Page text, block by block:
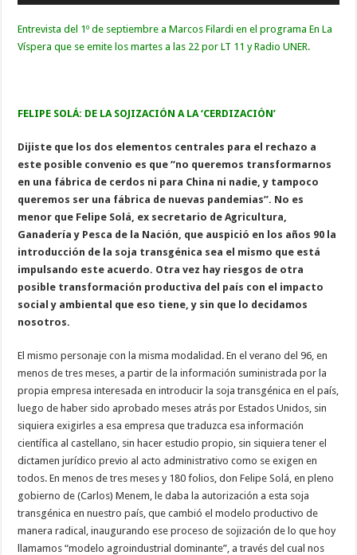
Entrevista del 1º de septiembre a Marcos Filardi en el programa En La
Víspera que se emite los martes a las 22 por LT 11 y Radio UNER.
FELIPE SOLÁ: DE LA SOJIZACIÓN A LA ‘CERDIZACIÓN’
Dijiste que los dos elementos centrales para el rechazo a
este posible convenio es que “no queremos transformarnos
en una fábrica de cerdos ni para China ni nadie, y tampoco
queremos ser una fábrica de nuevas pandemias”. No es
menor que Felipe Solá, ex secretario de Agricultura,
Ganadería y Pesca de la Nación, que auspició en los años 90 la
introducción de la soja transgénica sea el mismo que está
impulsando este acuerdo. Otra vez hay riesgos de otra
posible transformación productiva del país con el impacto
social y ambiental que eso tiene, y sin que lo decidamos
nosotros.
El mismo personaje con la misma modalidad. En el verano del 96, en
menos de tres meses, a partir de la información suministrada por la
propia empresa interesada en introducir la soja transgénica en el país,
luego de haber sido aprobado meses atrás por Estados Unidos, sin
siquiera exigirles a esa empresa que traduzca esa información
científica al castellano, sin hacer estudio propio, sin siquiera tener el
dictamen jurídico previo al acto administrativo como se exigen en
todos. En menos de tres meses y 180 folios, don Felipe Solá, en pleno
gobierno de (Carlos) Menem, le daba la autorización a esta soja
transgénica en nuestro país, que cambió el modelo productivo de
manera radical, inaugurando ese proceso de sojización de lo que hoy
llamamos “modelo agroindustrial dominante”, a través del cual nos